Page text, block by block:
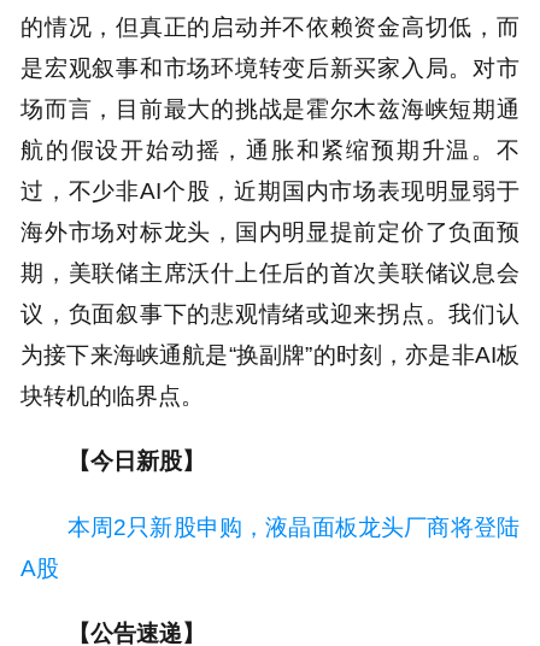
的情况，但真正的启动并不依赖资金高切低，而
是宏观叙事和市场环境转变后新买家入局。对市
场而言，目前最大的挑战是霍尔木兹海峡短期通
航的假设开始动摇，通胀和紧缩预期升温。不
过，不少非AI个股，近期国内市场表现明显弱于
海外市场对标龙头，国内明显提前定价了负面预
期，美联储主席沃什上任后的首次美联储议息会
议，负面叙事下的悲观情绪或迎来拐点。我们认
为接下来海峡通航是“换副牌”的时刻，亦是非AI板
块转机的临界点。
【今日新股】
本周2只新股申购，液晶面板龙头厂商将登陆
A股
【公告速递】